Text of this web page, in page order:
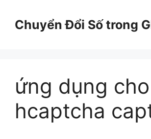
Chuyển Đổi Số trong
ứng dụng
hcaptcha